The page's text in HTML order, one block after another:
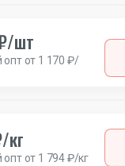
шт
опт от 1 170 ₽/
кг
опт от 1 794 ₽/кг